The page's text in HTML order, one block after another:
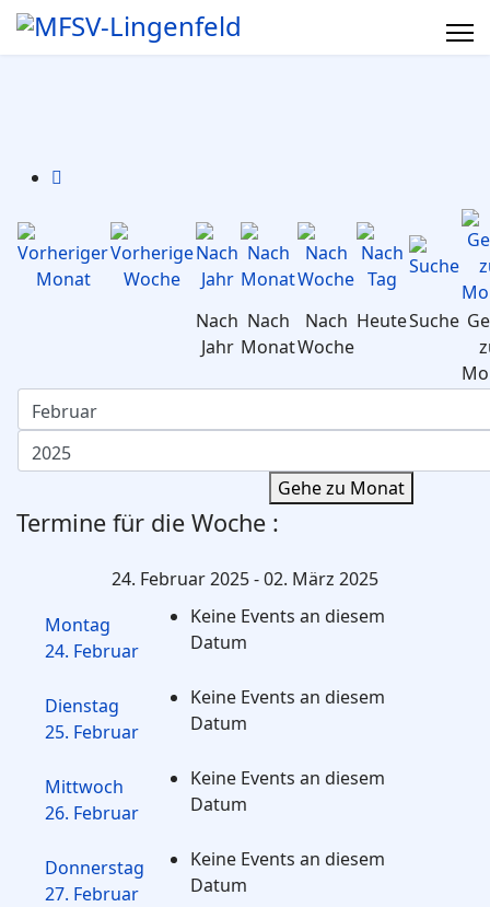
Nach
Jahr
Nach
Monat
Nach
Woche
HeuteSuche
Gehe zu Monat
Termine für die Woche :
24. Februar 2025 - 02. März 2025
Montag
24. Februar
Keine Events an diesem
Datum
Dienstag
25. Februar
Keine Events an diesem
Datum
Mittwoch
26. Februar
Keine Events an diesem
Datum
Donnerstag
27. Februar
Keine Events an diesem
Datum